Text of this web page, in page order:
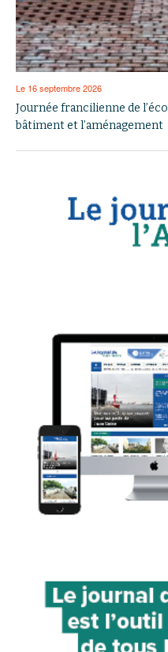
Le 16 septembre 2026
Journée francilienne de
bâtiment et l’aménagement